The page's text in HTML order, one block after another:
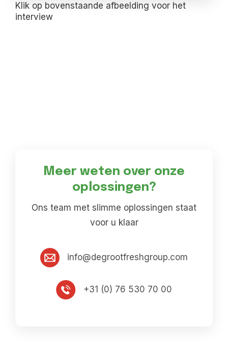
Klik op bovenstaande afbeelding voor het
interview
Meer weten over onze
oplossingen?
Ons team met slimme oplossingen staat
voor u klaar
info@degrootfreshgroup.com
+31 (0) 76 530 70 00